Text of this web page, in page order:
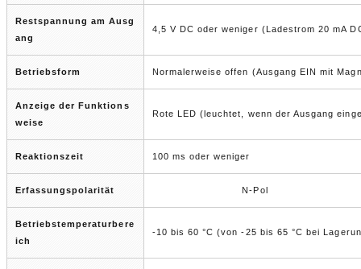
Restspannung am Ausg
ang
4,5 V DC oder weniger (Ladestrom 20 mA
Betriebsform Normalerweise offen (Ausgang EIN mit
Anzeige der Funktions
weise
Rote LED (leuchtet, wenn der Ausgang
Reaktionszeit 100 ms oder weniger
Erfassungspolarität N-Pol
Betriebstemperaturbere
ich
-10 bis 60 °C (von -25 bis 65 °C bei